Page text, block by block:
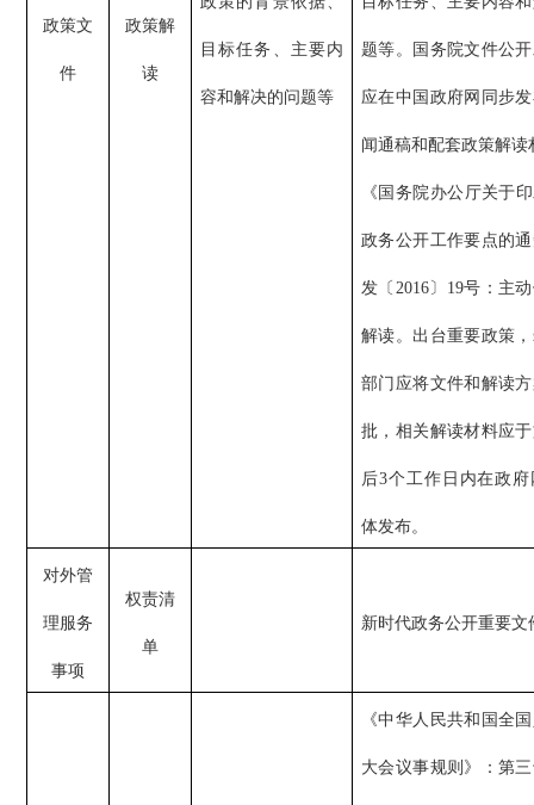
政策文
件
政策解
读
目标任务、主要内
容和解决的问题等
题等。国务院文件公
应在中国政府网同步
闻通稿和配套政策解读
《国务院办公厅关于
政务公开工作要点的
发〔2016〕19号：主
解读。出台重要政策
部门应将文件和解读
批，相关解读材料应
后3个工作日内在政
体发布。
对外管
理服务
事项
权责清
单
新时代政务公开重要文
《中华人民共和国全
大会议事规则》：第